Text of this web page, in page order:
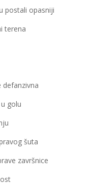
postali opasniji
terena
defanzivna
golu
šuta
završnice